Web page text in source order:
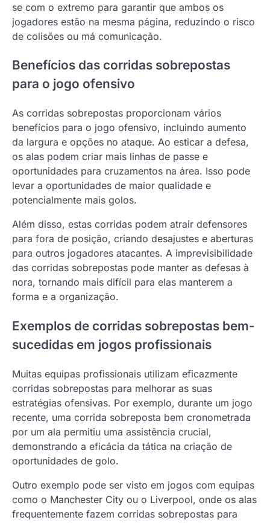
se com o extremo para garantir que ambos os
jogadores estão na mesma página, reduzindo o risco
de colisões ou má comunicação.
Benefícios das corridas sobrepostas
para o jogo ofensivo
As corridas sobrepostas proporcionam vários
benefícios para o jogo ofensivo, incluindo aumento
da largura e opções no ataque. Ao esticar a defesa,
os alas podem criar mais linhas de passe e
oportunidades para cruzamentos na área. Isso pode
levar a oportunidades de maior qualidade e
potencialmente mais golos.
Além disso, estas corridas podem atrair defensores
para fora de posição, criando desajustes e aberturas
para outros jogadores atacantes. A imprevisibilidade
das corridas sobrepostas pode manter as defesas à
nora, tornando mais difícil para elas manterem a
forma e a organização.
Exemplos de corridas sobrepostas bem-
sucedidas em jogos profissionais
Muitas equipas profissionais utilizam eficazmente
corridas sobrepostas para melhorar as suas
estratégias ofensivas. Por exemplo, durante um jogo
recente, uma corrida sobreposta bem cronometrada
por um ala permitiu uma assistência crucial,
demonstrando a eficácia da tática na criação de
oportunidades de golo.
Outro exemplo pode ser visto em jogos com equipas
como o Manchester City ou o Liverpool, onde os alas
frequentemente fazem corridas sobrepostas para